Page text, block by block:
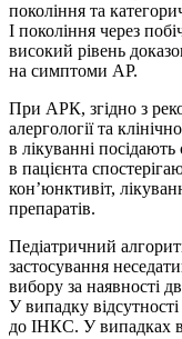
покоління та
І покоління через
високий рівень
на симптоми АР.
При АРК, згідно з
алергології та
в лікуванні
в пацієнта
кон’юнктивіт,
препаратів.
Педіатричний
застосування
вибору за наявності
У випадку відсутності
до ІНКС. У випадках